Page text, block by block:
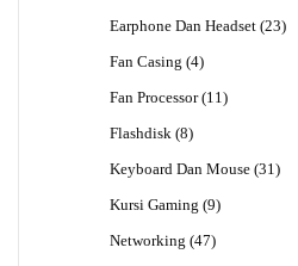
Earphone Dan Headset 2323
Fan Casing 44
Fan Processor 1111
Flashdisk 88
Keyboard Dan Mouse 3131
Kursi Gaming 99
Networking 4747